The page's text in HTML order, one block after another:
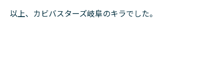
以上、カビバスターズ岐阜のキラでした。